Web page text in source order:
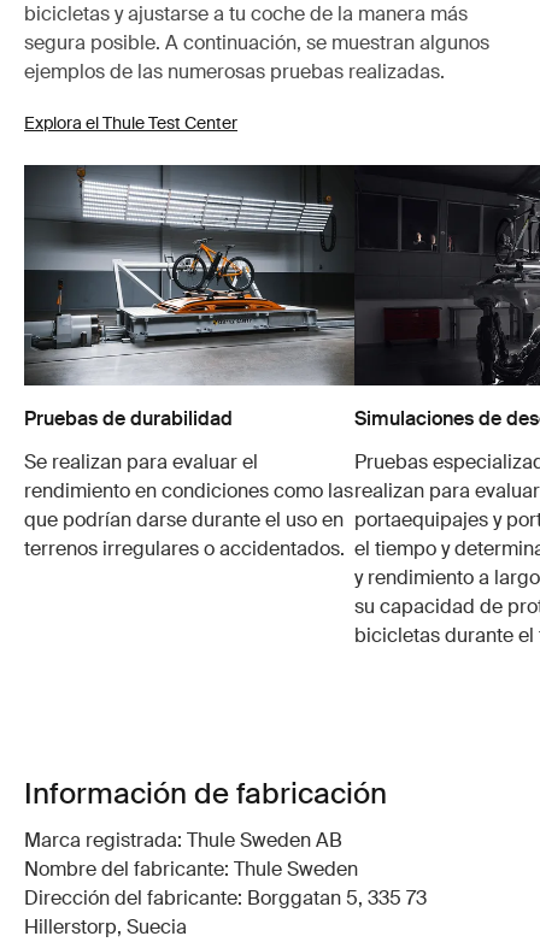
bicicletas y ajustarse a tu coche de la manera más
segura posible. A continuación, se muestran algunos
ejemplos de las numerosas pruebas realizadas.
Explora el Thule Test Center
Pruebas de durabilidad
Se realizan para evaluar el
rendimiento en condiciones como las
que podrían darse durante el uso en
terrenos irregulares o accidentados.
Simulaciones de
Pruebas
realizan para
portaequipajes y
el tiempo y
y rendimiento a
su capacidad de
bicicletas durante el
Información de fabricación
Marca registrada: Thule Sweden AB
Nombre del fabricante: Thule Sweden
Dirección del fabricante: Borggatan 5, 335 73
Hillerstorp, Suecia